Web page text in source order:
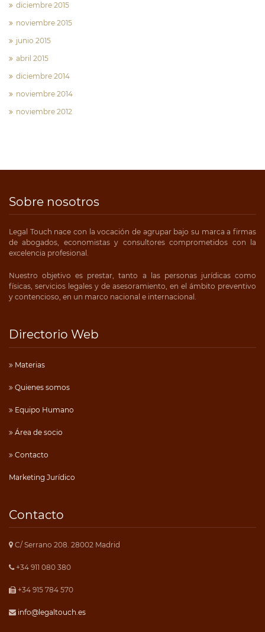
diciembre 2015
noviembre 2015
junio 2015
abril 2015
diciembre 2014
noviembre 2014
noviembre 2012
Sobre nosotros
Legal Touch nace con la vocación de agrupar bajo su marca a firmas
de abogados, economistas y consultores comprometidos con la
excelencia profesional.
Nuestro objetivo es prestar, tanto a las personas jurídicas como
físicas, servicios legales y de asesoramiento, en el ámbito preventivo
y contencioso, en un marco nacional e internacional.
Directorio Web
Materias
Quienes somos
Equipo Humano
Área de socio
Contacto
Marketing Jurídico
Contacto
C/ Serrano 208. 28002 Madrid
+34 911 080 380
+34 915 784 570
info@legaltouch.es